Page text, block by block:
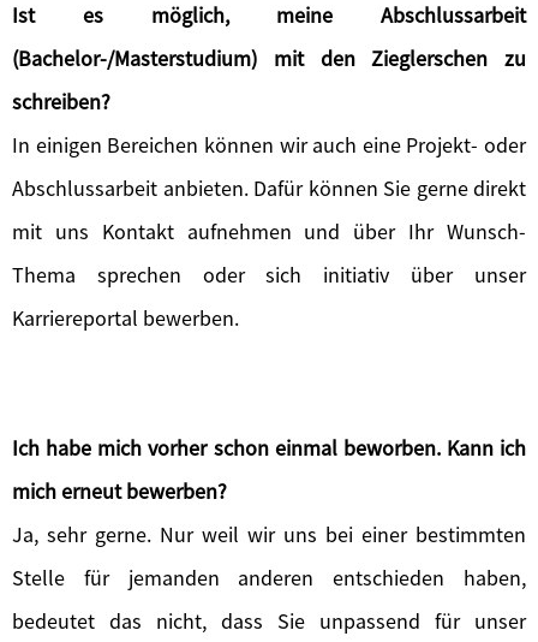
Ist es möglich, meine Abschlussarbeit
(Bachelor-/Masterstudium) mit den Zieglerschen zu
schreiben?
In einigen Bereichen können wir auch eine Projekt- oder
Abschlussarbeit anbieten. Dafür können Sie gerne direkt
mit uns Kontakt aufnehmen und über Ihr Wunsch-
Thema sprechen oder sich initiativ über unser
Karriereportal bewerben.
Ich habe mich vorher schon einmal beworben. Kann ich
mich erneut bewerben?
Ja, sehr gerne. Nur weil wir uns bei einer bestimmten
Stelle für jemanden anderen entschieden haben,
bedeutet das nicht, dass Sie unpassend für unser